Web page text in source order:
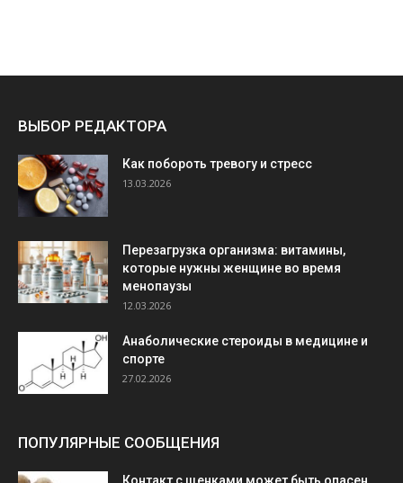
ВЫБОР РЕДАКТОРА
Как побороть тревогу и стресс
13.03.2026
Перезагрузка организма: витамины,
которые нужны женщине во время
менопаузы
12.03.2026
Анаболические стероиды в медицине и
спорте
27.02.2026
ПОПУЛЯРНЫЕ СООБЩЕНИЯ